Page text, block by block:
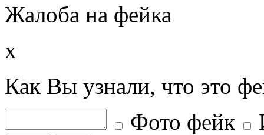
Жалоба на фейка
x
Как Вы узнали, что это
Фото фейк